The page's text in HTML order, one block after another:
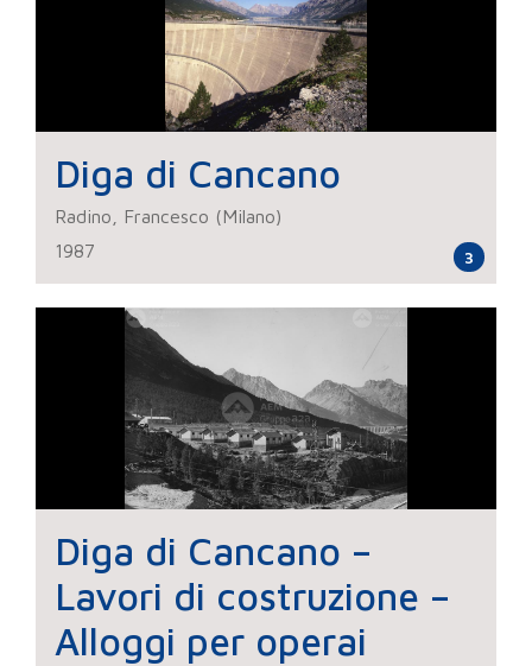
Diga di Cancano
Radino, Francesco (Milano)
1987
3
Diga di Cancano –
Lavori di costruzione –
Alloggi per operai